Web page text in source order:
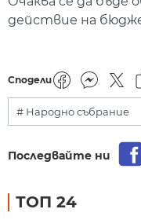
действие на
Сподели
# Народно събрание
Последвайте ни
ТОП 24